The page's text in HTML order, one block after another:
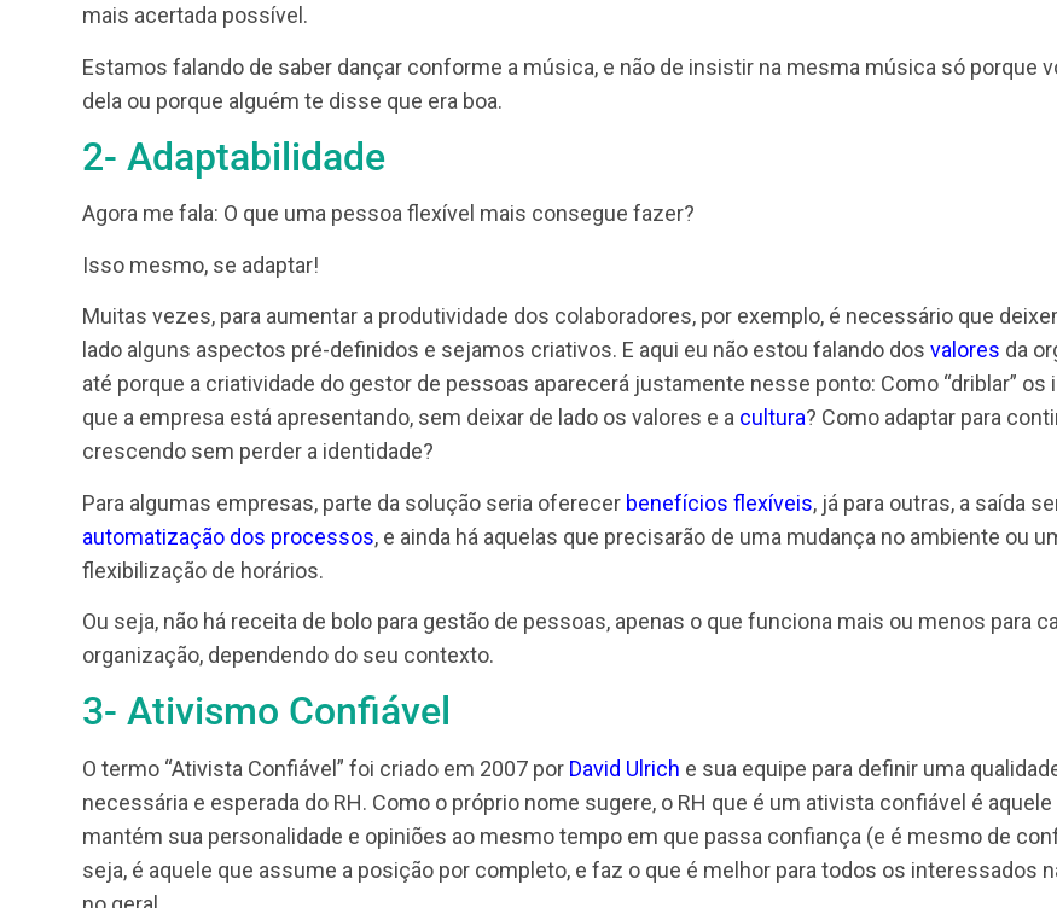
Isso porque já se sabe que não há contexto que não possa mudar (tanto interno, quanto
temos o controle das coisas, por mais que às vezes a gente queira muito.
E é exatamente por esse motivo que nós não podemos nos limitar nos modelos prontos,
precisa preencher com as informações da sua organização. É preciso saber inovar,
empresa precisa, que pode ou não estar alinhado com as últimas tendências, e colocar em
mais acertada possível.
Estamos falando de saber dançar conforme a música, e não de insistir na mesma música
dela ou porque alguém te disse que era boa.
2- Adaptabilidade
Agora me fala: O que uma pessoa flexível mais consegue fazer?
Isso mesmo, se adaptar!
Muitas vezes, para aumentar a produtividade dos colaboradores, por exemplo, é
até porque a criatividade do gestor de pessoas aparecerá justamente nesse ponto: Como
que a empresa está apresentando, sem deixar de lado os valores e a
crescendo sem perder a identidade?
Para algumas empresas, parte da solução seria oferecerbenefícios flexíveis, já para
automatização dos processos, e ainda há aquelas que precisarão de uma mudança no
flexibilização de horários.
Ou seja, não há receita de bolo para gestão de pessoas, apenas o que funciona mais ou